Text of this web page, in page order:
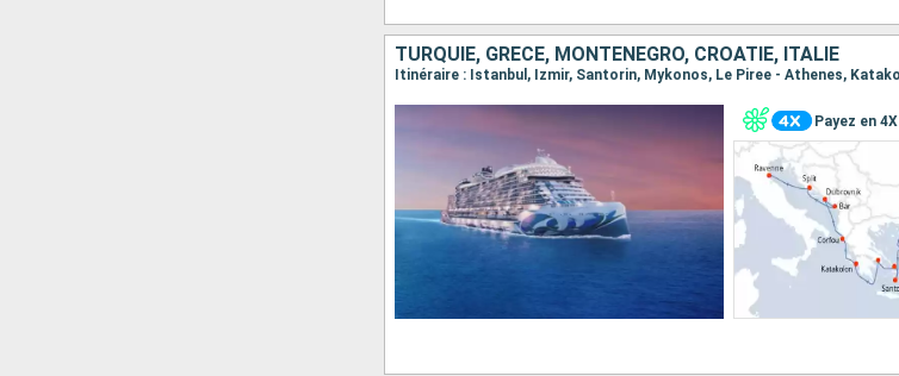
TURQUIE, GRÈCE, MONTÉNÉGRO, CROATIE, ITALIE
Payez en 4X